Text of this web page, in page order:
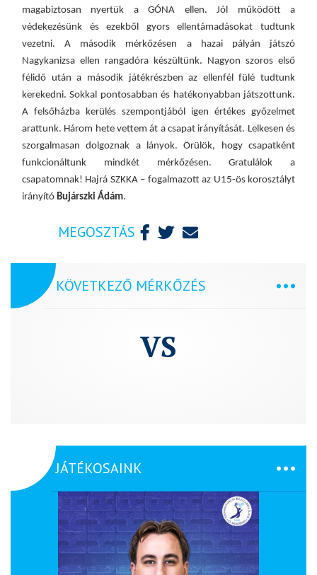
magabiztosan nyertük a GÓNA ellen. Jól működött a
védekezésünk és ezekből gyors ellentámadásokat tudtunk
vezetni. A második mérkőzésen a hazai pályán játszó
Nagykanizsa ellen rangadóra készültünk. Nagyon szoros első
félidő után a második játékrészben az ellenfél fülé tudtunk
kerekedni. Sokkal pontosabban és hatékonyabban játszottunk.
A felsőházba kerülés szempontjából igen értékes győzelmet
arattunk. Három hete vettem át a csapat irányítását. Lelkesen és
szorgalmasan dolgoznak a lányok. Örülök, hogy csapatként
funkcionáltunk mindkét mérkőzésen. Gratulálok a
csapatomnak! Hajrá SZKKA – fogalmazott az U15-ös korosztályt
irányító Bujárszki Ádám.
MEGOSZTÁS
KÖVETKEZŐ MÉRKŐZÉS
VS
JÁTÉKOSAINK